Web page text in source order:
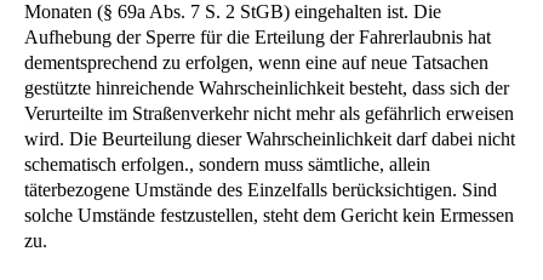
Monaten (§ 69a Abs. 7 S. 2 StGB) eingehalten ist. Die
Aufhebung der Sperre für die Erteilung der Fahrerlaubnis hat
dementsprechend zu erfolgen, wenn eine auf neue Tatsachen
gestützte hinreichende Wahrscheinlichkeit besteht, dass sich der
Verurteilte im Straßenverkehr nicht mehr als gefährlich erweisen
wird. Die Beurteilung dieser Wahrscheinlichkeit darf dabei nicht
schematisch erfolgen., sondern muss sämtliche, allein
täterbezogene Umstände des Einzelfalls berücksichtigen. Sind
solche Umstände festzustellen, steht dem Gericht kein Ermessen
zu.